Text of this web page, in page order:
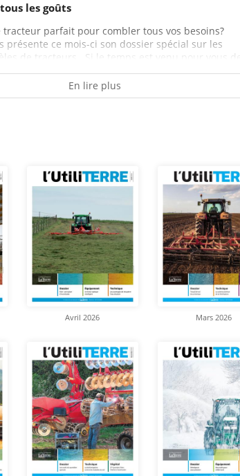
les goûts
parfait pour combler tous vos besoins?
présente ce mois-ci son dossier spécial sur les
de tracteurs . Si le temps est venu pour vous
En lire plus
Avril 2026 Mars 2026